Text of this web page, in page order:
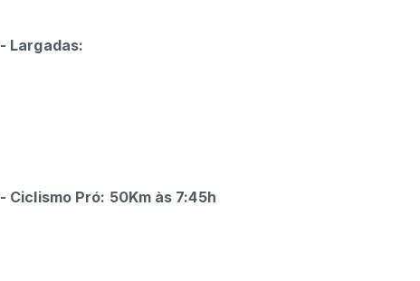
- Largadas:
- Ciclismo Pró: 50Km às 7:45h